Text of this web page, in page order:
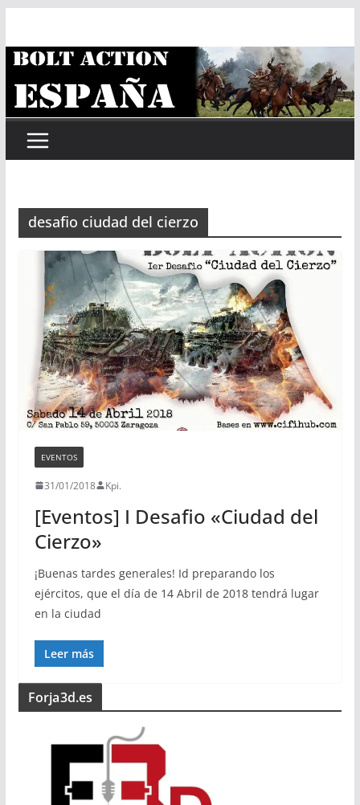
contenido
desafio ciudad del cierzo
EVENTOS
31/01/2018 Kpi.
[Eventos] I Desafio «Ciudad del
Cierzo»
¡Buenas tardes generales! Id preparando los
ejércitos, que el día de 14 Abril de 2018 tendrá lugar
en la ciudad
Leer más
Forja3d.es